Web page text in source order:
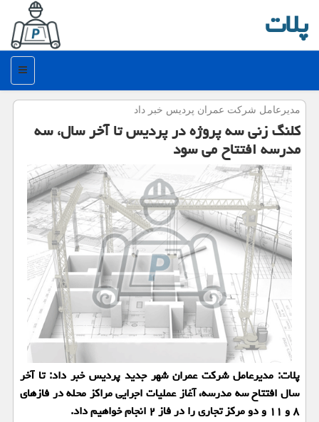
پلات
منو
مدیرعامل شركت عمران پردیس خبر داد
كلنگ زنی سه پروژه در پردیس تا آخر سال، سه
مدرسه افتتاح می سود
پلات: مدیرعامل شركت عمران شهر جدید پردیس خبر داد: تا آخر
سال افتتاح سه مدرسه، آغاز عملیات اجرایی مراكز محله در فازهای
۸ و ۱۱ و دو مركز تجاری را در فاز ۲ انجام خواهیم داد.